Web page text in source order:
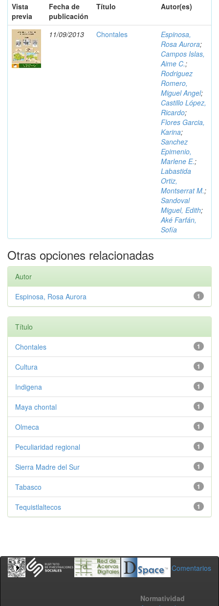
Vista
previa
Fecha de
publicación
Título Autor(es)
11/09/2013 Chontales
Espinosa,
Rosa Aurora;
Campos Islas,
Aime C.;
Rodriguez
Romero,
Miguel Angel;
Castillo López,
Ricardo;
Flores Garcia,
Karina;
Sanchez
Epimenio,
Marlene E.;
Labastida
Ortiz,
Montserrat M.;
Sandoval
Miguel, Edith;
Aké Farfán,
Sofía
Otras opciones relacionadas
Autor
1
Espinosa, Rosa Aurora
Título
1
Chontales
1
Cultura
1
Indigena
1
Maya chontal
1
Olmeca
1
Peculiaridad regional
1
Sierra Madre del Sur
1
Tabasco
1
Tequistlaltecos
Comentarios
Normatividad